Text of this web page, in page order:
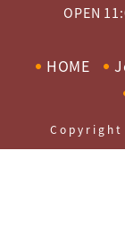
OPEN
HOME
Copyright